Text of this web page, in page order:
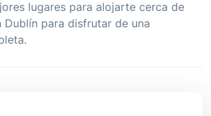
lugares para alojarte cerca de
para disfrutar de una